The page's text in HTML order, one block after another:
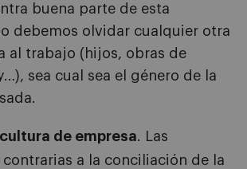
buena parte de esta
debemos olvidar cualquier otra
al trabajo (hijos, obras de
sea cual sea el género de la
de empresa. Las
contrarias a la conciliación de la